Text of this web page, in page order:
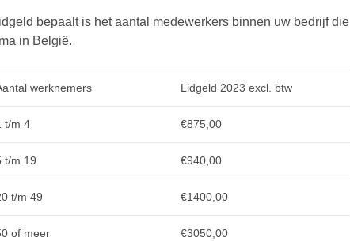
bepaalt is het aantal medewerkers binnen uw bedrijf die
in België.
werknemers Lidgeld 2023 excl. btw
t/m 4 €875,00
t/m 19 €940,00
t/m 49 €1400,00
of meer €3050,00